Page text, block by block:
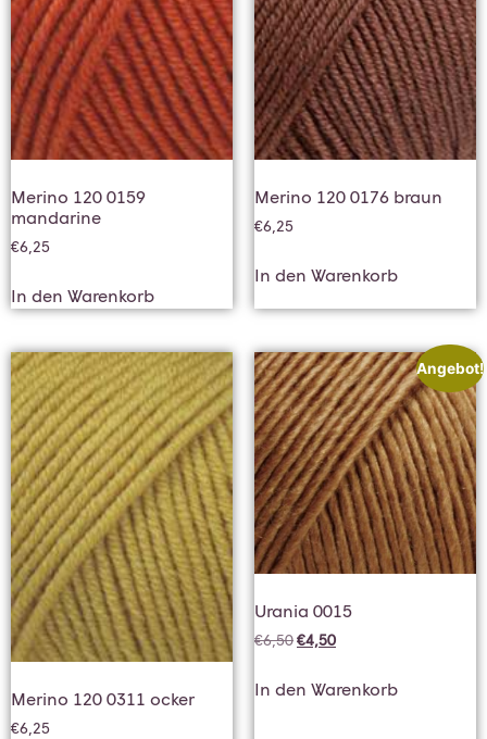
Merino 120 0159
mandarine
€6,25
In den Warenkorb
Merino 120 0176 braun
€6,25
In den Warenkorb
Merino 120 0311 ocker
€6,25
Angebot!
Urania 0015
€6,50€4,50
In den Warenkorb